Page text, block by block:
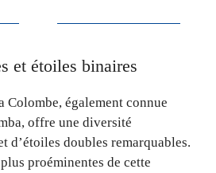
et étoiles binaires
Colombe, également connue
offre une diversité
d’étoiles doubles remarquables.
proéminentes de cette